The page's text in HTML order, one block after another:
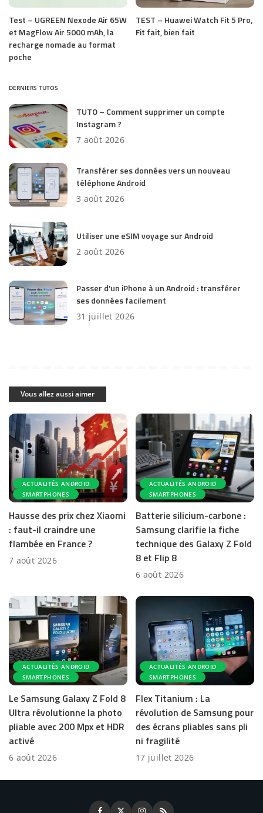
Test – UGREEN Nexode Air 65W
et MagFlow Air 5000 mAh, la
recharge nomade au format
poche
TEST – Huawei Watch Fit 5 Pro,
Fit fait, bien fait
DERNIERS TUTOS
TUTO – Comment supprimer un compte
Instagram ?
7 août 2026
Transférer ses données vers un nouveau
téléphone Android
3 août 2026
Utiliser une eSIM voyage sur Android
2 août 2026
Passer d’un iPhone à un Android : transférer
ses données facilement
31 juillet 2026
Vous allez aussi aimer
ACTUALITÉS ANDROID
SMARTPHONES
Hausse des prix chez Xiaomi
: faut-il craindre une
flambée en France ?
7 août 2026
ACTUALITÉS ANDROID
SMARTPHONES
Batterie silicium-carbone :
Samsung clarifie la fiche
technique des Galaxy Z Fold
8 et Flip 8
6 août 2026
ACTUALITÉS ANDROID
SMARTPHONES
Le Samsung Galaxy Z Fold 8
Ultra révolutionne la photo
pliable avec 200 Mpx et HDR
activé
6 août 2026
ACTUALITÉS ANDROID
SMARTPHONES
Flex Titanium : La
révolution de Samsung pour
des écrans pliables sans pli
ni fragilité
17 juillet 2026